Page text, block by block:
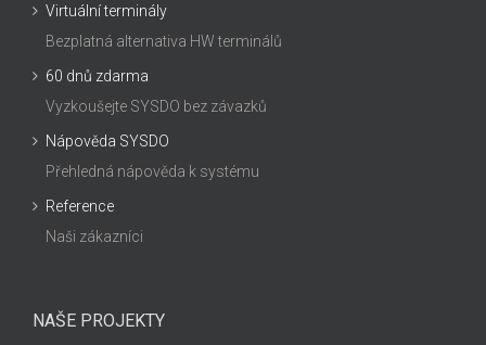
Virtuální terminály
Bezplatná alternativa HW terminálů
60 dnů zdarma
Vyzkoušejte SYSDO bez závazků
Nápověda SYSDO
Přehledná nápověda k systému
Reference
Naši zákazníci
NAŠE PROJEKTY